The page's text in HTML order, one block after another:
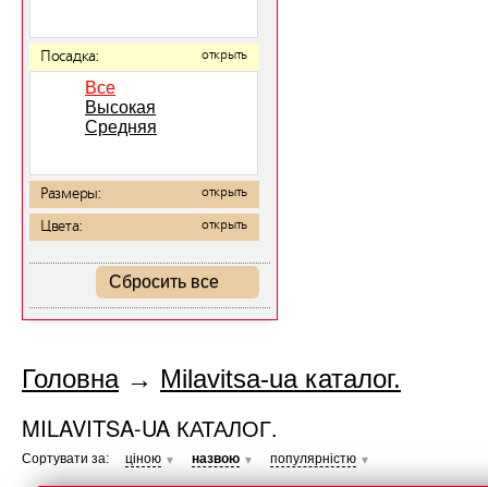
Посадка: открыть
Все
Высокая
Средняя
Размеры: открыть
Цвета: открыть
Сбросить все
Головна→ Milavitsa-ua каталог.
MILAVITSA-UA КАТАЛОГ.
Сортувати за: ціною ▼ назвою ▼ популярністю ▼